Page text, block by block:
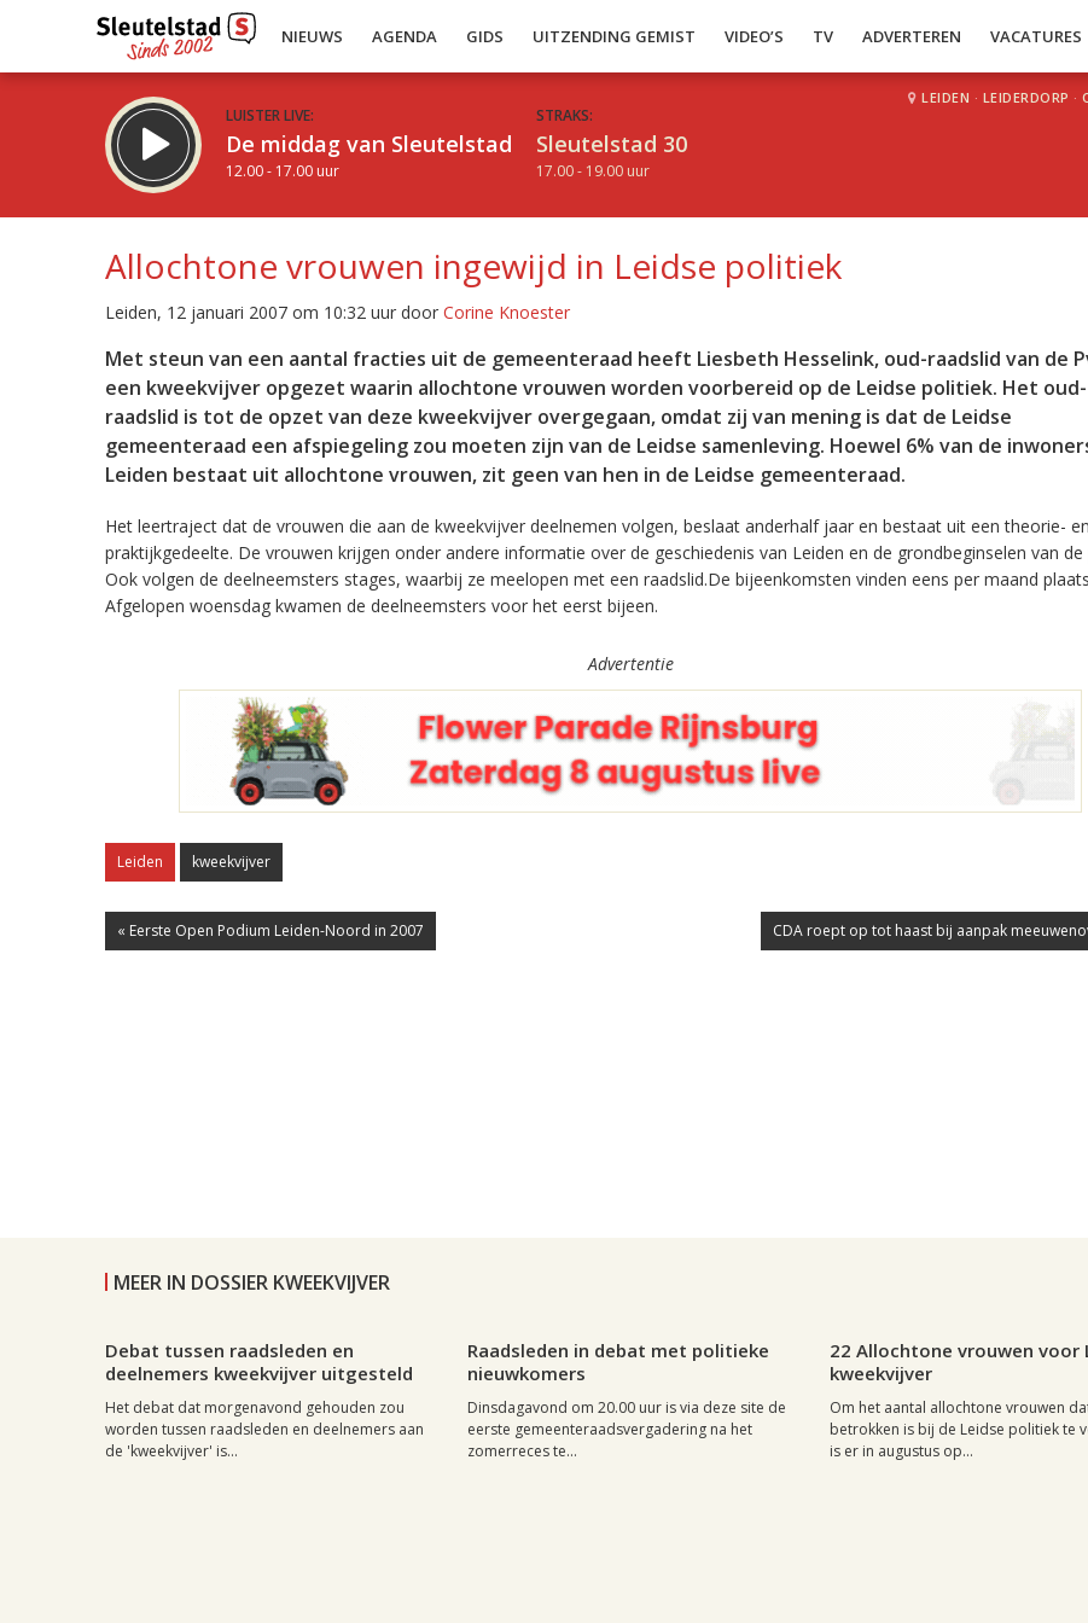
NIEUWS AGENDA GIDS UITZENDING GEMIST VIDEO’S TV ADVERTEREN VACATURES
LUISTER LIVE:
De middag van Sleutelstad
12.00 - 17.00 uur
STRAKS:
Sleutelstad 30
17.00 - 19.00 uur
LEIDEN · LEIDERDORP ·
Allochtone vrouwen ingewijd in Leidse politiek
Leiden, 12 januari 2007 om 10:32 uur door Corine Knoester
Met steun van een aantal fracties uit de gemeenteraad heeft Liesbeth Hesselink, oud-raadslid van de
een kweekvijver opgezet waarin allochtone vrouwen worden voorbereid op de Leidse politiek. Het oud-
raadslid is tot de opzet van deze kweekvijver overgegaan, omdat zij van mening is dat de Leidse
gemeenteraad een afspiegeling zou moeten zijn van de Leidse samenleving. Hoewel 6% van de
Leiden bestaat uit allochtone vrouwen, zit geen van hen in de Leidse gemeenteraad.
Het leertraject dat de vrouwen die aan de kweekvijver deelnemen volgen, beslaat anderhalf jaar en bestaat uit een theorie-
praktijkgedeelte. De vrouwen krijgen onder andere informatie over de geschiedenis van Leiden en de grondbeginselen van de
Ook volgen de deelneemsters stages, waarbij ze meelopen met een raadslid.De bijeenkomsten vinden eens per maand
Afgelopen woensdag kwamen de deelneemsters voor het eerst bijeen.
Advertentie
Leiden kweekvijver
« Eerste Open Podium Leiden-Noord in 2007 CDA roept op tot haast bij aanpak
MEER IN DOSSIER KWEEKVIJVER
Debat tussen raadsleden en
deelnemers kweekvijver uitgesteld
Het debat dat morgenavond gehouden zou
worden tussen raadsleden en deelnemers aan
de 'kweekvijver' is...
Raadsleden in debat met politieke
nieuwkomers
Dinsdagavond om 20.00 uur is via deze site de
eerste gemeenteraadsvergadering na het
zomerreces te...
22 Allochtone vrouwen voor
kweekvijver
Om het aantal allochtone vrouwen
betrokken is bij de Leidse politiek te
is er in augustus op...